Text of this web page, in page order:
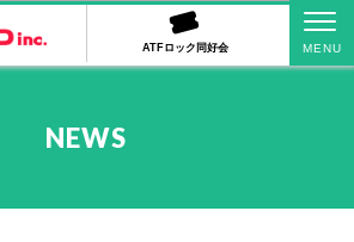
ATFロック同好会
NEWS